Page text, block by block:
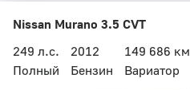
Nissan Murano 3.5 CVT
249 л.с.
2012
149 686 км
Полный
Бензин Вариатор